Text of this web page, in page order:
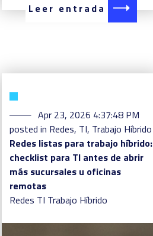
Leer entrada
Apr 23, 2026 4:37:48 PM
posted in Redes, TI, Trabajo Híbrido
Redes listas para trabajo híbrido:
checklist para TI antes de abrir
más sucursales u oficinas
remotas
Redes TI Trabajo Híbrido